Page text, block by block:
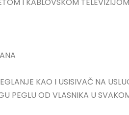
I KABLOVSKOM TELEVIZIJOM
KAO I USISIVAČ NA
PEGLU OD VLASNIKA U